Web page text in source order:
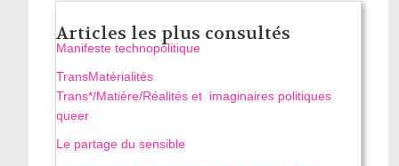
Articles les plus consultés
Manifeste technopolitique
TransMatérialités
Trans*/Matière/Réalités et imaginaires politiques
queer
Le partage du sensible